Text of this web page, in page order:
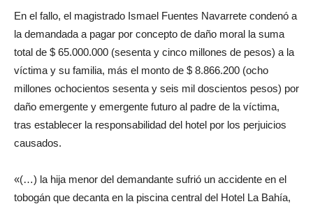
En el fallo, el magistrado Ismael Fuentes Navarrete condenó a
la demandada a pagar por concepto de daño moral la suma
total de $ 65.000.000 (sesenta y cinco millones de pesos) a la
víctima y su familia, más el monto de $ 8.866.200 (ocho
millones ochocientos sesenta y seis mil doscientos pesos) por
daño emergente y emergente futuro al padre de la víctima,
tras establecer la responsabilidad del hotel por los perjuicios
causados.
«(…) la hija menor del demandante sufrió un accidente en el
tobogán que decanta en la piscina central del Hotel La Bahía,